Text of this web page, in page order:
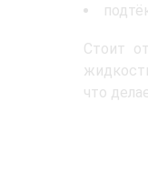
Стоит
что